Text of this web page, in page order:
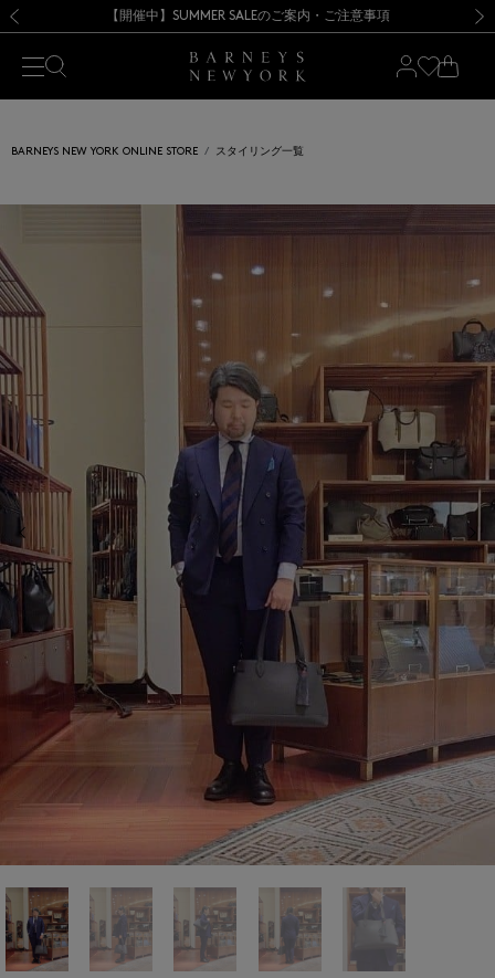
熊本県を中心とした地震の影響によるお荷物のお届けについて
【開催中】SUMMER SALEのご案内・ご注意事項
BARNEYS NEW YORK ONLINE STORE スタイリング一覧
前の画像